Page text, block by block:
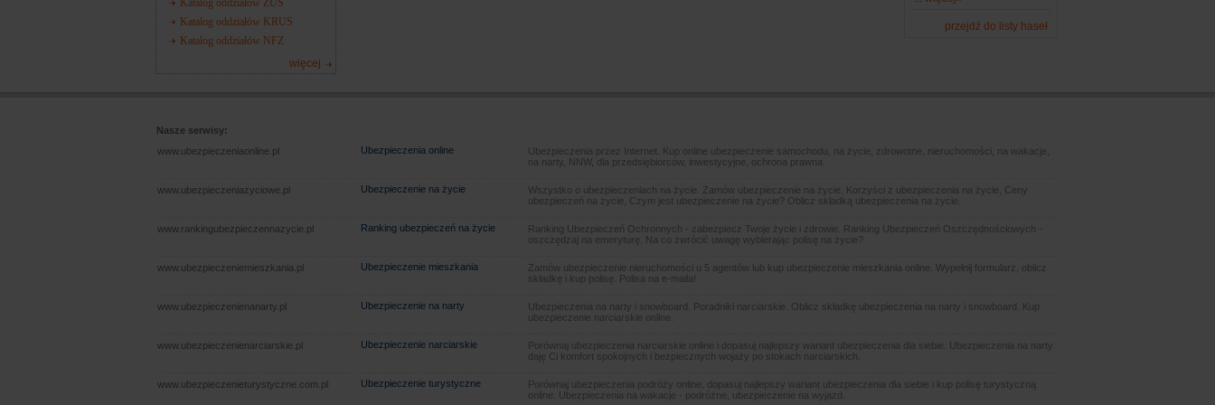
Katalog oddziałów ZUS
Katalog oddziałów KRUS
Katalog oddziałów NFZ
więcej
przejdź do listy haseł
Nasze serwisy:
www.ubezpieczeniaonline.pl
Ubezpieczenia online
Ubezpieczenia przez Internet. Kup online ubezpieczenie samochodu, na życie, zdrowotne, nieruchomości, na wakacje,
na narty, NNW, dla przedsiębiorców, inwestycyjne, ochrona prawna.
www.ubezpieczeniazyciowe.pl Ubezpieczenie na życie
Wszystko o ubezpieczeniach na życie. Zamów ubezpieczenie na życie, Korzyści z ubezpieczenia na życie, Ceny
ubezpieczeń na życie, Czym jest ubezpieczenie na życie? Oblicz składką ubezpieczenia na życie.
www.rankingubezpieczennazycie.pl Ranking ubezpieczeń na życie
Ranking Ubezpieczeń Ochronnych - zabezpiecz Twoje życie i zdrowie. Ranking Ubezpieczeń Oszczędnościowych -
oszczędzaj na emeryturę. Na co zwrócić uwagę wybierając polisę na życie?
www.ubezpieczeniemieszkania.pl Ubezpieczenie mieszkania
Zamów ubezpieczenie nieruchomości u 5 agentów lub kup ubezpieczenie mieszkania online. Wypełnij formularz, oblicz
składkę i kup polisę. Polisa na e-maila!
www.ubezpieczenienanarty.pl Ubezpieczenie na narty
Ubezpieczenia na narty i snowboard. Poradniki narciarskie. Oblicz składkę ubezpieczenia na narty i snowboard. Kup
ubezpieczenie narciarskie online.
www.ubezpieczenienarciarskie.pl Ubezpieczenie narciarskie
Porównaj ubezpieczenia narciarskie online i dopasuj najlepszy wariant ubezpieczenia dla siebie. Ubezpieczenia na narty
daję Ci komfort spokojnych i bezpiecznych wojaży po stokach narciarskich.
www.ubezpieczenieturystyczne.com.pl Ubezpieczenie turystyczne
Porównaj ubezpieczenia podróży online, dopasuj najlepszy wariant ubezpieczenia dla siebie i kup polisę turystyczną
online. Ubezpieczenia na wakacje - podróżne, ubezpieczenie na wyjazd.